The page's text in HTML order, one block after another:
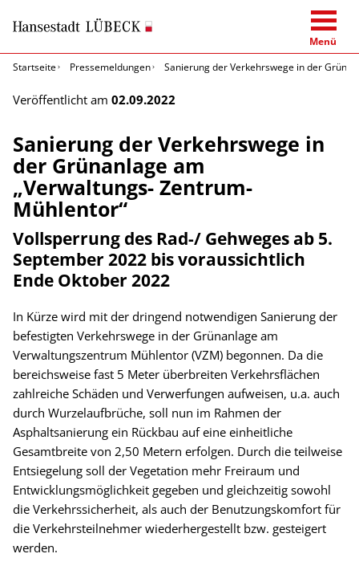
Menü
Startseite
Pressemeldungen Sanierung der Verkehrswege in der
Veröffentlicht am 02.09.2022
Sanierung der Verkehrswege in
der Grünanlage am
„Verwaltungs- Zentrum-
Mühlentor“
Vollsperrung des Rad-/ Gehweges ab 5.
September 2022 bis voraussichtlich
Ende Oktober 2022
In Kürze wird mit der dringend notwendigen Sanierung der
befestigten Verkehrswege in der Grünanlage am
Verwaltungszentrum Mühlentor (VZM) begonnen. Da die
bereichsweise fast 5 Meter überbreiten Verkehrsflächen
zahlreiche Schäden und Verwerfungen aufweisen, u.a. auch
durch Wurzelaufbrüche, soll nun im Rahmen der
Asphaltsanierung ein Rückbau auf eine einheitliche
Gesamtbreite von 2,50 Metern erfolgen. Durch die teilweise
Entsiegelung soll der Vegetation mehr Freiraum und
Entwicklungsmöglichkeit gegeben und gleichzeitig sowohl
die Verkehrssicherheit, als auch der Benutzungskomfort für
die Verkehrsteilnehmer wiederhergestellt bzw. gesteigert
werden.